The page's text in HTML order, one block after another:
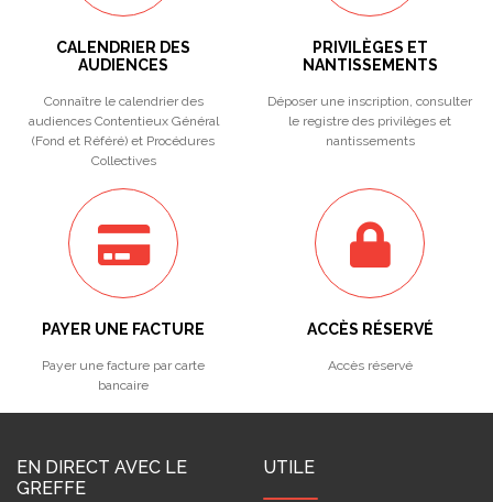
CALENDRIER DES
AUDIENCES
Connaître le calendrier des
audiences Contentieux Général
(Fond et Référé) et Procédures
Collectives
PRIVILÈGES ET
NANTISSEMENTS
Déposer une inscription, consulter
le registre des privilèges et
nantissements
PAYER UNE FACTURE
Payer une facture par carte
bancaire
ACCÈS RÉSERVÉ
Accès réservé
EN DIRECT AVEC LE
GREFFE
UTILE